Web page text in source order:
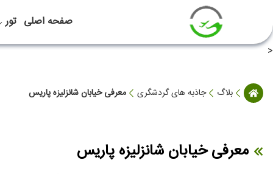
صفحه اصلی تور
<
بلاگ جاذبه های گردشگری معرفی خیابان شانزلیزه پاریس
معرفی خیابان شانزلیزه پاریس